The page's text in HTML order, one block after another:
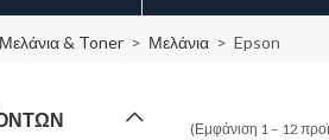
Μελάνια & Toner Μελάνια Epson
(Εμφάνιση 1 – 12